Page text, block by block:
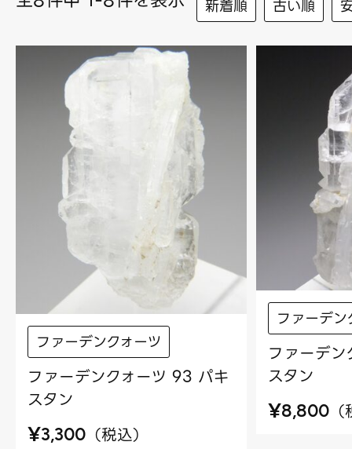
新着順 古い順
ファーデンクォーツ
ファーデンクォーツ 93 パキ
スタン
¥3,300 （税込）
ファーデン
ファーデ
スタン
¥8,800 （